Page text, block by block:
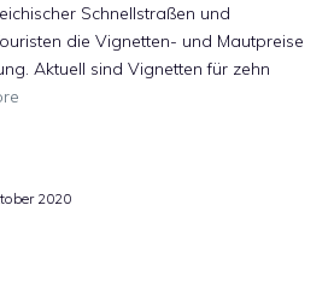
Schnellstraßen und
die Vignetten- und Mautpreise
Aktuell sind Vignetten für zehn
2020